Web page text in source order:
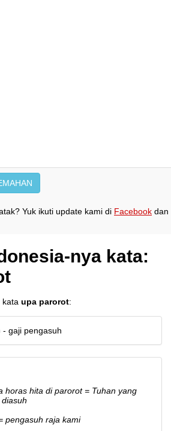
Yuk ikuti update kami di Facebook dan
nya kata:
kata upa parorot:
- gaji pengasuh
horas hita di parorot = Tuhan yang
pengasuh raja kami